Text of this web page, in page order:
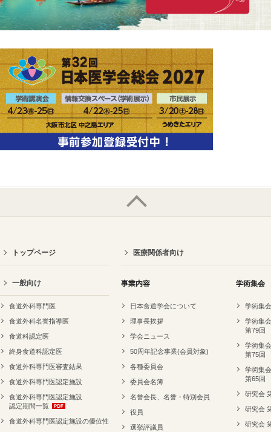
トップページ
一般向け
食道外科専門医
食道外科名誉指導医
食道科認定医
終身食道科認定医
食道外科専門医審査結果
食道外科専門医認定施設
食道外科専門医認定施設
認定期間一覧
食道外科専門医認定施設の優位性
医療関係者向け
事業内容
日本食道学会について
理事長挨拶
学会ニュース
50周年記念事業(会員対象)
各種委員会
委員会名簿
名誉会長、名誉・特別会員
役員
選挙評議員
学術集会
学術集
学術集
第79回
学術集
第75回
学術集
第65回
研究会
研究会
研究会